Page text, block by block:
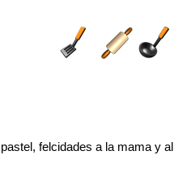
felcidades a la mama y al